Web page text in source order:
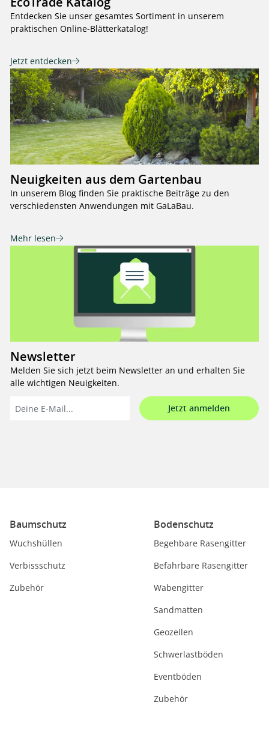
Entdecken Sie unser gesamtes Sortiment in unserem
praktischen Online-Blätterkatalog!
Jetzt entdecken
Neuigkeiten aus dem Gartenbau
In unserem Blog finden Sie praktische Beiträge zu den
verschiedensten Anwendungen mit GaLaBau.
Mehr lesen
Newsletter
Melden Sie sich jetzt beim Newsletter an und erhalten Sie
alle wichtigen Neuigkeiten.
Jetzt anmelden
Baumschutz
Wuchshüllen
Verbissschutz
Zubehör
Bodenschutz
Begehbare Rasengitter
Befahrbare Rasengitter
Wabengitter
Sandmatten
Geozellen
Schwerlastböden
Eventböden
Zubehör